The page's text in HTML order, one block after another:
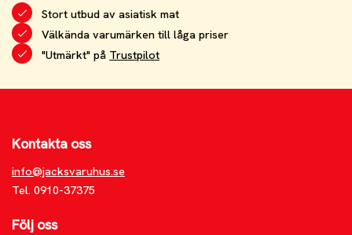
Stort utbud av asiatisk mat
Välkända varumärken till låga priser
"Utmärkt" på Trustpilot
Kontakta oss
info@jacksvaruhus.se
Tel. 0910-37375
Följ oss